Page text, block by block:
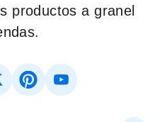
productos a granel